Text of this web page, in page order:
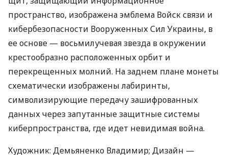
пространство, изображена эмблема Войск связи и
кибербезопасности Вооруженных Сил Украины, в
ее основе — восьмилучевая звезда в окружении
крестообразно расположенных орбит и
перекрещенных молний. На заднем плане монеты
схематически изображены лабиринты,
символизирующие передачу зашифрованных
данных через запутанные защитные системы
киберпространства, где идет невидимая война.
Художник: Демьяненко Владимир; Дизайн —